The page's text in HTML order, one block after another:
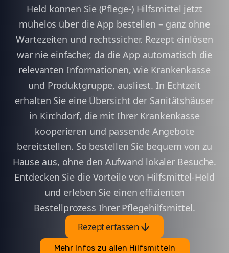
Held können Sie (Pflege-) Hilfsmittel jetzt
mühelos über die App bestellen – ganz ohne
Wartezeiten und rechtssicher. Rezept einlösen
war nie einfacher, da die App automatisch die
relevanten Informationen, wie Krankenkasse
und Produktgruppe, ausliest. In Echtzeit
erhalten Sie eine Übersicht der Sanitätshäuser
in Kirchdorf, die mit Ihrer Krankenkasse
kooperieren und passende Angebote
bereitstellen. So bestellen Sie bequem von zu
Hause aus, ohne den Aufwand lokaler Besuche.
Entdecken Sie die Vorteile von Hilfsmittel-Held
und erleben Sie einen effizienten
Bestellprozess Ihrer Pflegehilfsmittel.
Rezept erfassenarrow_downward
Mehr Infos zu allen Hilfsmitteln